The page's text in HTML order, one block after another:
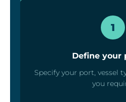
1
Define your
Specify your port, vessel
you